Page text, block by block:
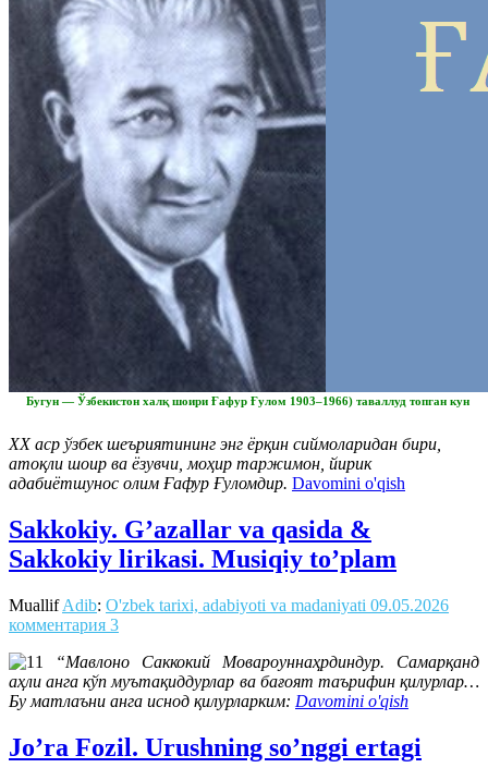
Бугун — Ўзбекистон халқ шоири Ғафур Ғулом 1903–1966) таваллуд топган кун
ХХ аср ўзбек шеъриятининг энг ёрқин сиймоларидан бири,
атоқли шоир ва ёзувчи, моҳир таржимон, йирик
адабиётшунос олим Ғафур Ғуломдир. Davomini o'qish
Sakkokiy. G’azallar va qasida &
Sakkokiy lirikasi. Musiqiy to’plam
MuallifAdib: O'zbek tarixi, adabiyoti va madaniyati 09.05.2026
комментария 3
“Мавлоно Саккокий Мовароуннаҳрдиндур. Самарқанд
аҳли анга кўп муътақиддурлар ва бағоят таърифин қилурлар…
Бу матлаъни анга иснод қилурларким: Davomini o'qish
Jo’ra Fozil. Urushning so’nggi ertagi